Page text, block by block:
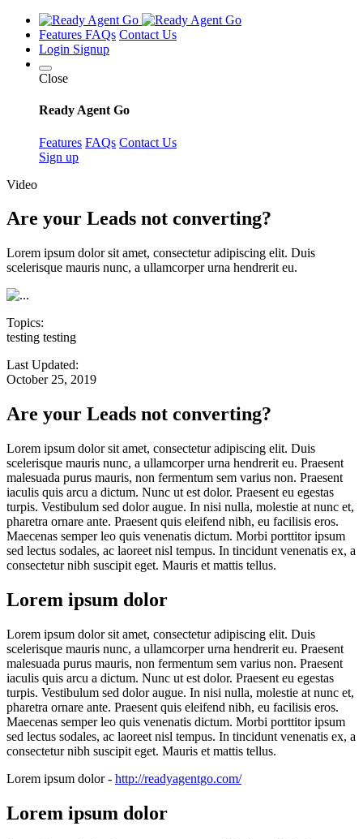
Features FAQs Contact Us
Login Signup
Close
Ready Agent Go
Features FAQs Contact Us
Sign up
Video
Are your Leads not converting?
Lorem ipsum dolor sit amet, consectetur adipiscing elit. Duis
scelerisque mauris nunc, a ullamcorper urna hendrerit eu.
Topics:
testing testing
Last Updated:
October 25, 2019
Are your Leads not converting?
Lorem ipsum dolor sit amet, consectetur adipiscing elit. Duis
scelerisque mauris nunc, a ullamcorper urna hendrerit eu. Praesent
malesuada purus mauris, non fermentum sem varius non. Praesent
iaculis quis arcu a dictum. Nunc ut est dolor. Praesent eu egestas
turpis. Vestibulum sed dolor augue. In nisi nulla, molestie at nunc et,
pharetra ornare ante. Praesent quis eleifend nibh, eu facilisis eros.
Maecenas semper leo quis venenatis dictum. Morbi porttitor ipsum
sed lectus sodales, ac laoreet nisl tempus. In tincidunt venenatis ex, a
consectetur nibh suscipit eget. Mauris et mattis tellus.
Lorem ipsum dolor
Lorem ipsum dolor sit amet, consectetur adipiscing elit. Duis
scelerisque mauris nunc, a ullamcorper urna hendrerit eu. Praesent
malesuada purus mauris, non fermentum sem varius non. Praesent
iaculis quis arcu a dictum. Nunc ut est dolor. Praesent eu egestas
turpis. Vestibulum sed dolor augue. In nisi nulla, molestie at nunc et,
pharetra ornare ante. Praesent quis eleifend nibh, eu facilisis eros.
Maecenas semper leo quis venenatis dictum. Morbi porttitor ipsum
sed lectus sodales, ac laoreet nisl tempus. In tincidunt venenatis ex, a
consectetur nibh suscipit eget. Mauris et mattis tellus.
Lorem ipsum dolor- http://readyagentgo.com/
Lorem ipsum dolor